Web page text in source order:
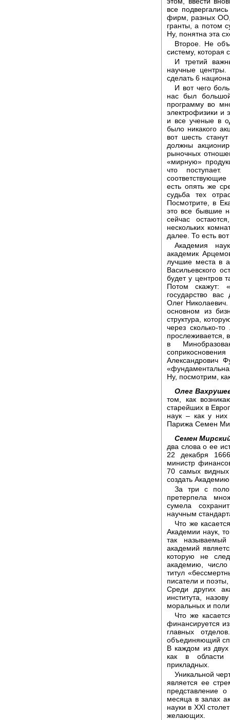
все
фирм, разных ОО,
гранты, а потом
Ну, понятна эта
Второе. Не
систему, которая
И третий
научные
сделать 6
И вот чего
нас был
программу во
электрофизики и
и все ученые в
было никакого
вот шесть
должны
рыночных
«мирную»
что
есть опять же
судьба тех
Посмотрите, в
это все бывшие
сейчас
нескольких
далее. То есть
Академия
академик
лучшие места в
Васильевского
будет у центров
Потом скажут:
государство
Олег
основном из
структура,
через сколько-
прослеживается,
в
Александрович
Ну, посмотрим,
Олег
том, как
старейших в
наук – как у них
Парижа Семен
Семен
два слова о ее
22 декабря
министр
70 самых
создать
За три с
претерпела
сумела
научным
Что же
Академии наук,
так
академий
которую не
академию,
титул
писатели и
Среди других
института,
моральных и
Что же
финансируется
главных
объединяющий
В каждом из
как в области
прикладных.
Уникальной
является ее
представление
месяца в залах
науки в XXI
желающих.